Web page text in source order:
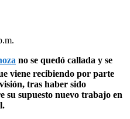
no se quedó callada y se
viene recibiendo por parte
tras haber sido
su supuesto nuevo trabajo en